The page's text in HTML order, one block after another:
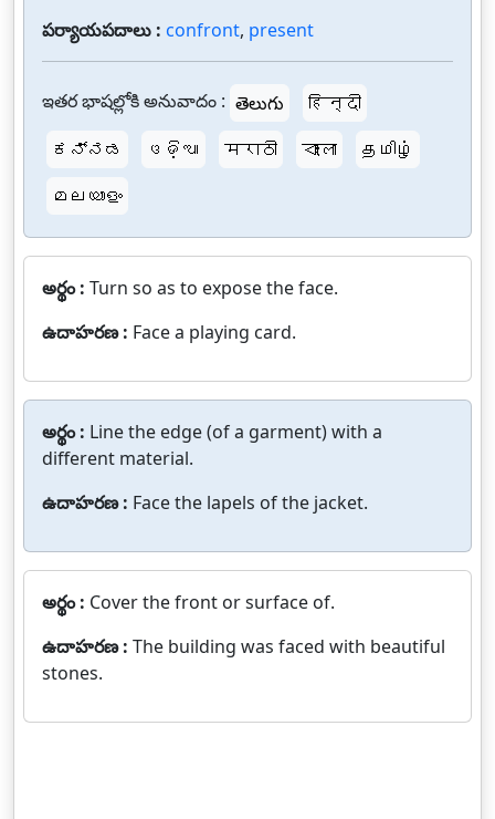
పర్యాయపదాలు : confront, present
ఇతర భాషల్లోకి అనువాదం : తెలుగు
हिन्दी
ಕನ್ನಡ
ଓଡ଼ିଆ मराठी বাংলা
தமிழ்
മലയാളം
అర్థం : Turn so as to expose the face.
ఉదాహరణ : Face a playing card.
అర్థం : Line the edge (of a garment) with a
different material.
ఉదాహరణ : Face the lapels of the jacket.
అర్థం : Cover the front or surface of.
ఉదాహరణ : The building was faced with beautiful
stones.